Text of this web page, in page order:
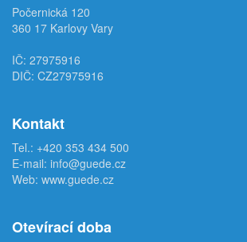
Počernická 120
360 17 Karlovy Vary
IČ: 27975916
DIČ: CZ27975916
Kontakt
Tel.: +420 353 434 500
E-mail: info@guede.cz
Web: www.guede.cz
Otevírací doba